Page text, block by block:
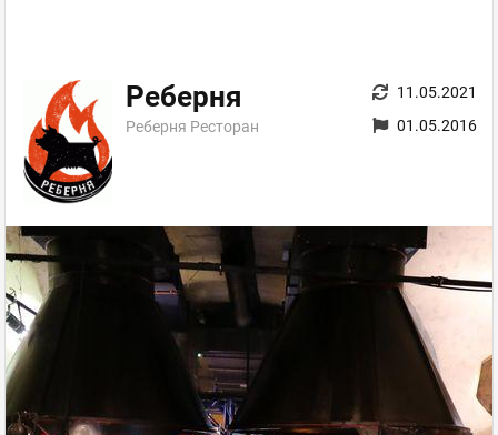
Реберня
Реберня Ресторан
11.05.2021
01.05.2016